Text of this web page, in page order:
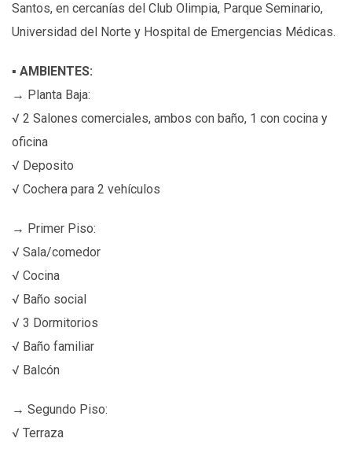
Santos, en cercanías del Club Olimpia, Parque Seminario,
Universidad del Norte y Hospital de Emergencias Médicas.
▪ AMBIENTES:
→ Planta Baja:
√ 2 Salones comerciales, ambos con baño, 1 con cocina y
oficina
√ Deposito
√ Cochera para 2 vehículos
→ Primer Piso:
√ Sala/comedor
√ Cocina
√ Baño social
√ 3 Dormitorios
√ Baño familiar
√ Balcón
→ Segundo Piso:
√ Terraza